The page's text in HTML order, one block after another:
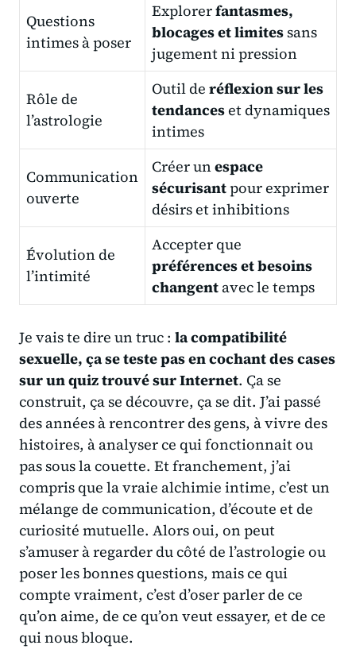
Questions
intimes à poser
Explorerfantasmes,
blocages et limites sans
jugement ni pression
Rôle de
l’astrologie
Outil de réflexion sur les
tendanceset dynamiques
intimes
Communication
ouverte
Créer unespace
sécurisantpour exprimer
désirs et inhibitions
Évolution de
l’intimité
Accepter que
préférences et besoins
changent avec le temps
Je vais te dire un truc : la compatibilité
sexuelle, ça se teste pas en cochant des cases
sur un quiz trouvé sur Internet. Ça se
construit, ça se découvre, ça se dit. J’ai passé
des années à rencontrer des gens, à vivre des
histoires, à analyser ce qui fonctionnait ou
pas sous la couette. Et franchement, j’ai
compris que la vraie alchimie intime, c’est un
mélange de communication, d’écoute et de
curiosité mutuelle. Alors oui, on peut
s’amuser à regarder du côté de l’astrologie ou
poser les bonnes questions, mais ce qui
compte vraiment, c’est d’oser parler de ce
qu’on aime, de ce qu’on veut essayer, et de ce
qui nous bloque.